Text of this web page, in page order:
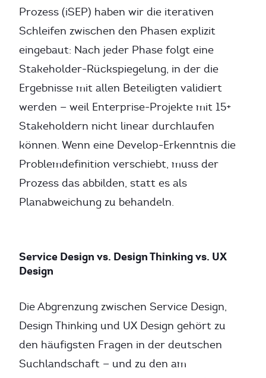
Prozess (iSEP) haben wir die iterativen
Schleifen zwischen den Phasen explizit
eingebaut: Nach jeder Phase folgt eine
Stakeholder-Rückspiegelung, in der die
Ergebnisse mit allen Beteiligten validiert
werden — weil Enterprise-Projekte mit 15+
Stakeholdern nicht linear durchlaufen
können. Wenn eine Develop-Erkenntnis die
Problemdefinition verschiebt, muss der
Prozess das abbilden, statt es als
Planabweichung zu behandeln.
Service Design vs. Design Thinking vs. UX
Design
Die Abgrenzung zwischen Service Design,
Design Thinking und UX Design gehört zu
den häufigsten Fragen in der deutschen
Suchlandschaft — und zu den am